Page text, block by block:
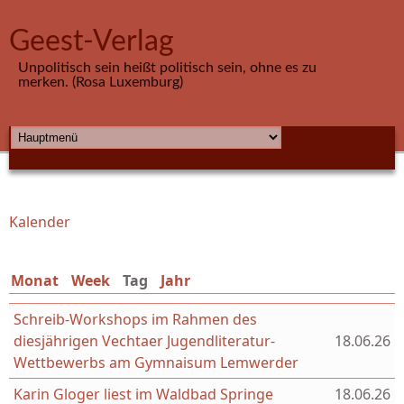
Geest-Verlag
Unpolitisch sein heißt politisch sein, ohne es zu
merken. (Rosa Luxemburg)
HAUPTMENÜ
Sie sind hier
Kalender
Monat Week Tag (aktiver Reiter)
Jahr
Schreib-Workshops im Rahmen des
diesjährigen Vechtaer Jugendliteratur-
Wettbewerbs am Gymnaisum Lemwerder
18.06.26
Karin Gloger liest im Waldbad Springe 18.06.26